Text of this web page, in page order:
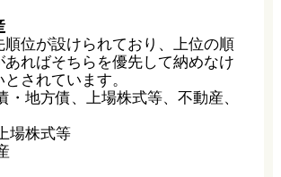
順位が設けられており、上位の順
あればそちらを優先して納めなけ
されています。
・地方債、上場株式等、不動産、
場株式等